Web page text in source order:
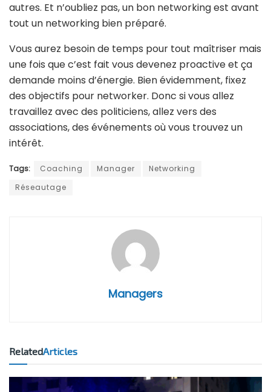
autres. Et n’oubliez pas, un bon networking est avant
tout un networking bien préparé.
Vous aurez besoin de temps pour tout maîtriser mais
une fois que c’est fait vous devenez proactive et ça
demande moins d’énergie. Bien évidemment, fixez
des objectifs pour networker. Donc si vous allez
travaillez avec des politiciens, allez vers des
associations, des événements où vous trouvez un
intérêt.
Tags: Coaching Manager
Networking
Réseautage
Managers
RelatedArticles